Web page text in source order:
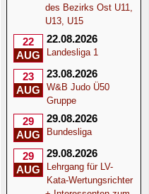
des Bezirks Ost U11,
U13, U15
22
AUG
22.08.2026
Landesliga 1
23
AUG
23.08.2026
W&B Judo Ü50
Gruppe
29
AUG
29.08.2026
Bundesliga
29
AUG
29.08.2026
Lehrgang für LV-
Kata-Wertungsrichter